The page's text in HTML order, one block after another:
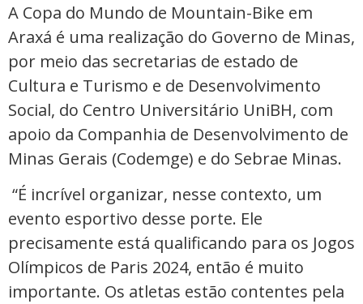
A Copa do Mundo de Mountain-Bike em
Araxá é uma realização do Governo de Minas,
por meio das secretarias de estado de
Cultura e Turismo e de Desenvolvimento
Social, do Centro Universitário UniBH, com
apoio da Companhia de Desenvolvimento de
Minas Gerais (Codemge) e do Sebrae Minas.
“É incrível organizar, nesse contexto, um
evento esportivo desse porte. Ele
precisamente está qualificando para os Jogos
Olímpicos de Paris 2024, então é muito
importante. Os atletas estão contentes pela